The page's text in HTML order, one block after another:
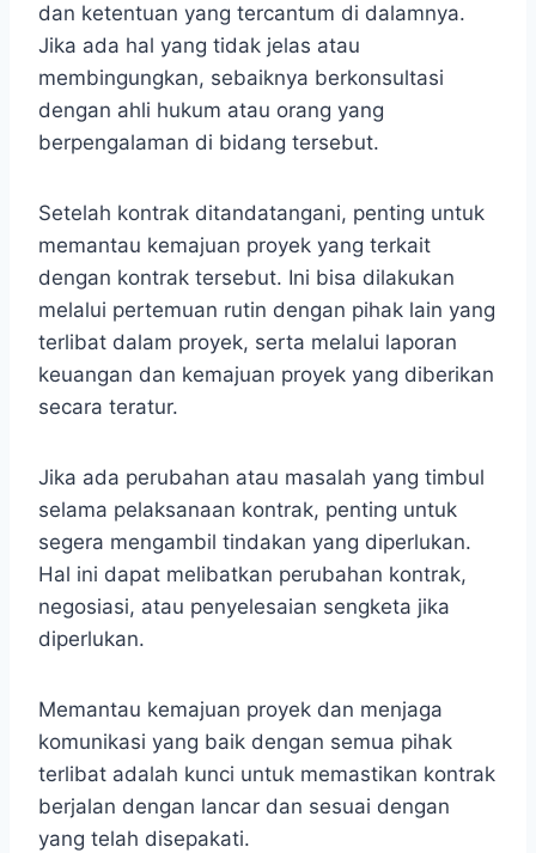
dan ketentuan yang tercantum di dalamnya.
Jika ada hal yang tidak jelas atau
membingungkan, sebaiknya berkonsultasi
dengan ahli hukum atau orang yang
berpengalaman di bidang tersebut.
Setelah kontrak ditandatangani, penting untuk
memantau kemajuan proyek yang terkait
dengan kontrak tersebut. Ini bisa dilakukan
melalui pertemuan rutin dengan pihak lain yang
terlibat dalam proyek, serta melalui laporan
keuangan dan kemajuan proyek yang diberikan
secara teratur.
Jika ada perubahan atau masalah yang timbul
selama pelaksanaan kontrak, penting untuk
segera mengambil tindakan yang diperlukan.
Hal ini dapat melibatkan perubahan kontrak,
negosiasi, atau penyelesaian sengketa jika
diperlukan.
Memantau kemajuan proyek dan menjaga
komunikasi yang baik dengan semua pihak
terlibat adalah kunci untuk memastikan kontrak
berjalan dengan lancar dan sesuai dengan
yang telah disepakati.